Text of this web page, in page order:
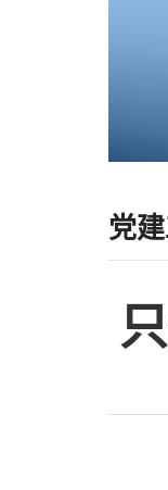
党